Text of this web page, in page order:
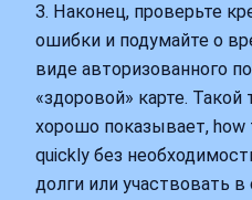
3. Наконец, проверьте
ошибки и подумайте о
виде авторизованного
«здоровой» карте.
хорошо показывает,
quickly без
долги или участвовать